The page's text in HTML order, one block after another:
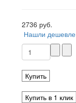
2736 руб.
Нашли дешевле
Купить
Купить в 1 клик